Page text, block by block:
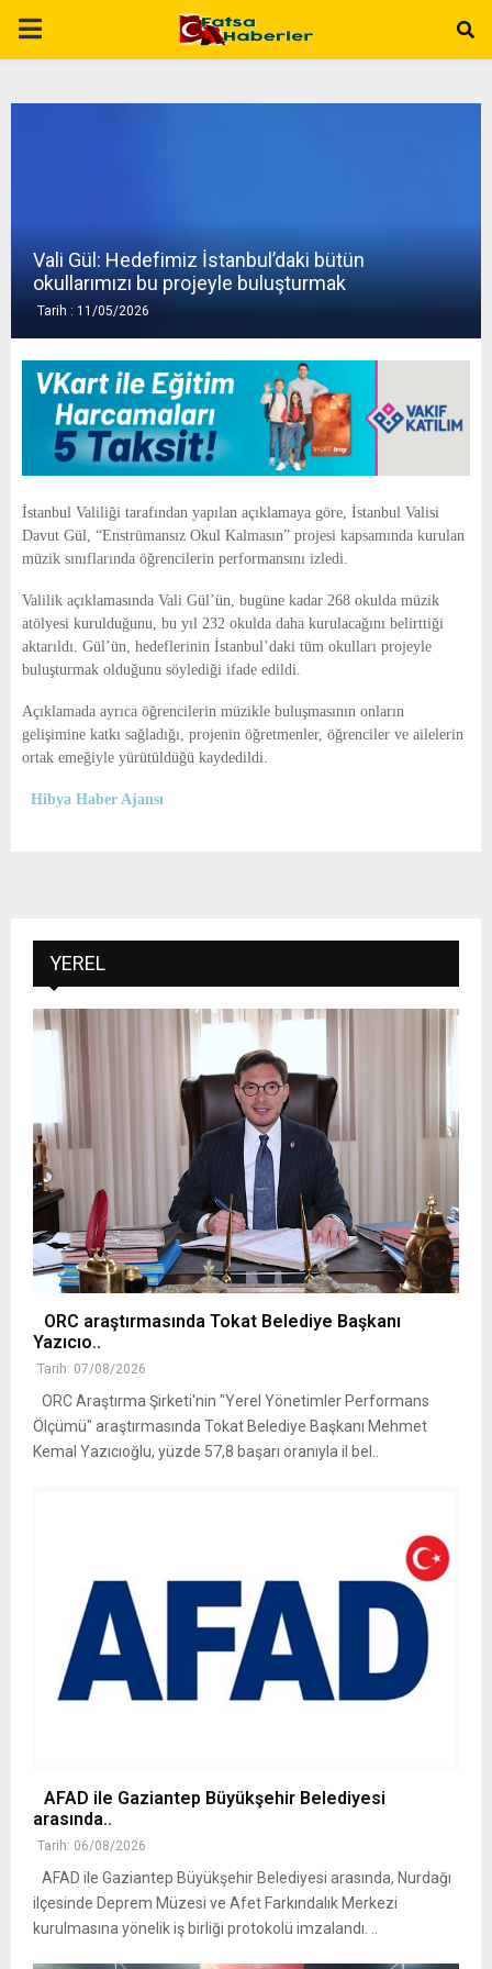
P
A
E
N
U
Vali Gül: Hedefimiz İstanbul’daki bütün
okullarımızı bu projeyle buluşturmak
Tarih : 11/05/2026
İstanbul Valiliği tarafından yapılan açıklamaya göre, İstanbul Valisi
Davut Gül, “Enstrümansız Okul Kalmasın” projesi kapsamında kurulan
müzik sınıflarında öğrencilerin performansını izledi.
Valilik açıklamasında Vali Gül’ün, bugüne kadar 268 okulda müzik
atölyesi kurulduğunu, bu yıl 232 okulda daha kurulacağını belirttiği
aktarıldı. Gül’ün, hedeflerinin İstanbul’daki tüm okulları projeyle
buluşturmak olduğunu söylediği ifade edildi.
Açıklamada ayrıca öğrencilerin müzikle buluşmasının onların
gelişimine katkı sağladığı, projenin öğretmenler, öğrenciler ve ailelerin
ortak emeğiyle yürütüldüğü kaydedildi.
Hibya Haber Ajansı
YEREL
ORC araştırmasında Tokat Belediye Başkanı
Yazıcıo..
Tarih: 07/08/2026
ORC Araştırma Şirketi'nin "Yerel Yönetimler Performans
Ölçümü" araştırmasında Tokat Belediye Başkanı Mehmet
Kemal Yazıcıoğlu, yüzde 57,8 başarı oranıyla il bel..
AFAD ile Gaziantep Büyükşehir Belediyesi
arasında..
Tarih: 06/08/2026
AFAD ile Gaziantep Büyükşehir Belediyesi arasında, Nurdağı
ilçesinde Deprem Müzesi ve Afet Farkındalık Merkezi
kurulmasına yönelik iş birliği protokolü imzalandı. ..